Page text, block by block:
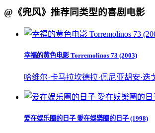
@《兜风》推荐同类型的喜剧电影
幸福的黄色电影 Torremolinos 73 (2003)
哈维尔·卡马拉坎德拉·佩尼亚胡安·迭
爱在娱乐圈的日子 愛在娛樂圈的日子 (1998)